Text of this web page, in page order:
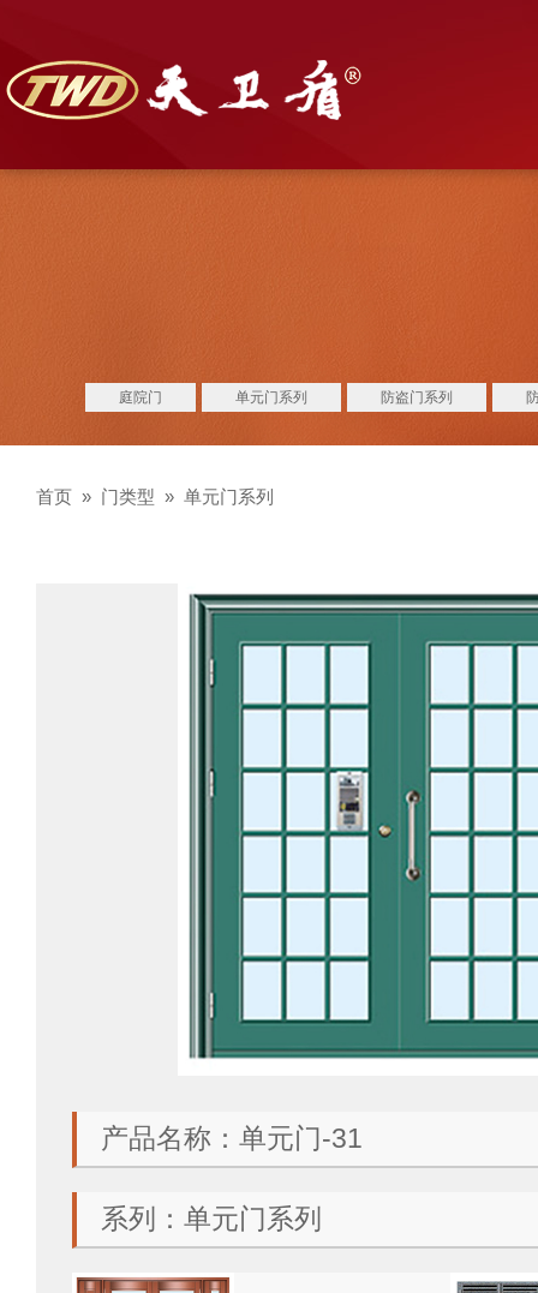
庭院门 单元门系列 防盗门系列
首页 » 门类型 » 单元门系列
产品名称：单元门-31
系列：单元门系列